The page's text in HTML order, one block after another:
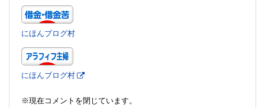
にほんブログ村
にほんブログ村
※現在コメントを閉じています。